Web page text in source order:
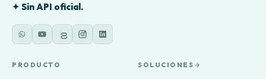
✦ Sin API oficial.
PRODUCTO SOLUCIONES